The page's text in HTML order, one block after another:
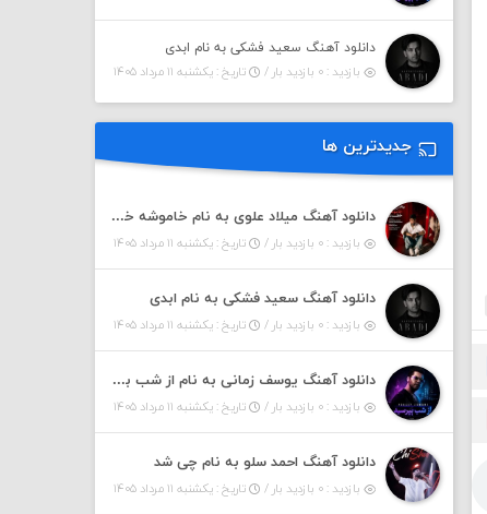
دانلود آهنگ سعید فشکی به نام ابدی
بازدید : ۰ بازدید بار /
تاریخ : یکشنبه ۱۱ مرداد ۱۴۰۵
جدیدترین ها
دانلود آهنگ میلاد علوی به نام خاموشه خطت
بازدید : ۰ بازدید بار / تاریخ : یکشنبه ۱۱ مرداد ۱۴۰۵
دانلود آهنگ سعید فشکی به نام ابدی
بازدید : ۰ بازدید بار / تاریخ : یکشنبه ۱۱ مرداد ۱۴۰۵
دانلود آهنگ یوسف زمانی به نام از شب بپرسین میگه چه روزگاری دارم
بازدید : ۰ بازدید بار / تاریخ : یکشنبه ۱۱ مرداد ۱۴۰۵
دانلود آهنگ احمد سلو به نام چی شد
بازدید : ۰ بازدید بار / تاریخ : یکشنبه ۱۱ مرداد ۱۴۰۵